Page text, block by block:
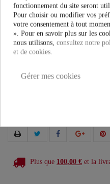
Taille:
Couleur:
Plus que 100,00 € et la
fonctionnement du site seront
Pour choisir ou modifier vos
votre consentement à tout
». Pour en savoir plus sur les
nous utilisons, consultez notre
et de cookies.
Gérer mes cookies